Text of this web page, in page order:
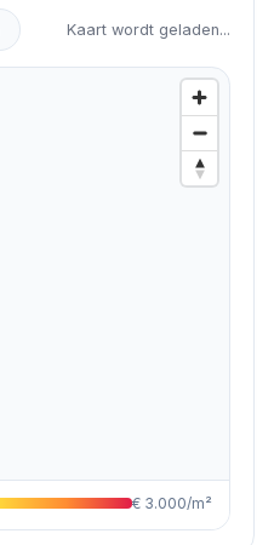
Kaart wordt geladen...
€ 3.000/m²